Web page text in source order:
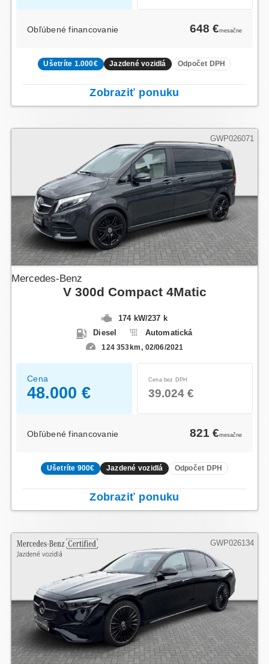
Obľúbené financovanie 648 €mesačne
Ušetríte 1.000€ Jazdené vozidlá Odpočet DPH
Zobraziť ponuku
Mercedes-Benz
V 300d Compact 4Matic
174 kW/237 k
Diesel
Automatická
124 353km 02/06/2021
GWP026071
Cena
48.000 €
Cena bez DPH
39.024 €
Obľúbené financovanie 821 €mesačne
Ušetríte 900€ Jazdené vozidlá Odpočet DPH
Zobraziť ponuku
GWP026134